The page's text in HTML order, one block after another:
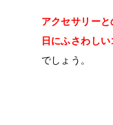
アクセサリー
日にふさわし
でしょう。